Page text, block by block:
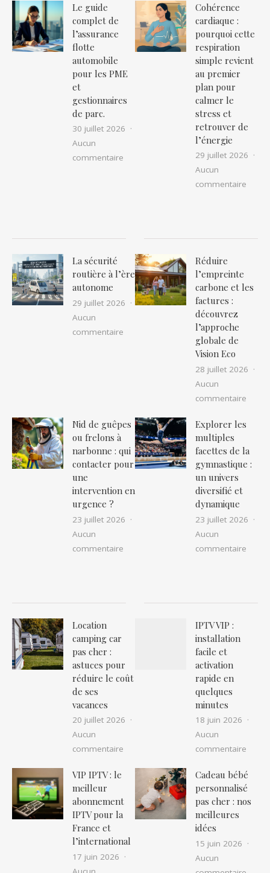
Le guide
complet de
l’assurance
flotte
automobile
pour les PME
et
gestionnaires
de parc.
30 juillet 2026
Aucun
commentaire sur Le guide complet de
Cohérence
cardiaque :
pourquoi cette
respiration
simple revient
au premier
plan pour
calmer le
stress et
retrouver de
l’énergie
29 juillet 2026
Aucun
commentaire
La sécurité
routière à l’ère
autonome
29 juillet 2026
Aucun
commentaire sur La sécurité routière à l’ère
Réduire
l’empreinte
carbone et les
factures :
découvrez
l’approche
globale de
Vision Eco
28 juillet 2026
Aucun
commentaire
Nid de guêpes
ou frelons à
narbonne : qui
contacter pour
une
intervention en
urgence ?
23 juillet 2026
Aucun
commentaire sur Nid de guêpes ou frelons à
Explorer les
multiples
facettes de la
gymnastique :
un univers
diversifié et
dynamique
23 juillet 2026
Aucun
commentaire
Location
camping car
pas cher :
astuces pour
réduire le coût
de ses
vacances
20 juillet 2026
Aucun
commentaire sur Location camping car pas cher :
IPTV VIP :
installation
facile et
activation
rapide en
quelques
minutes
18 juin 2026
Aucun
commentaire
VIP IPTV : le
meilleur
abonnement
IPTV pour la
France et
l’international
17 juin 2026
Cadeau bébé
personnalisé
pas cher : nos
meilleures
idées
15 juin 2026
Aucun